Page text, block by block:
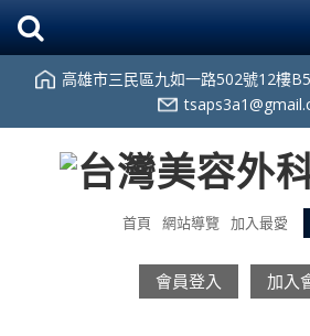
高雄市三民區九如一路502號12樓B5
首頁 網站導覽 加入最愛
會員登入 加入